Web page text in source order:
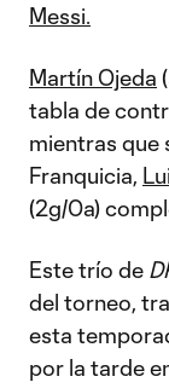
Messi.
Martín Ojeda
tabla de
mientras que
Franquicia,
(2g/0a)
Este trío de
del torneo,
esta
por la tarde